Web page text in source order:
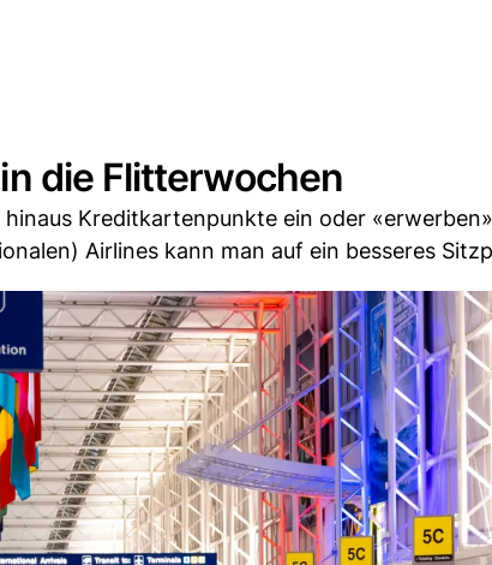
die Flitterwochen
hinaus Kreditkartenpunkte ein oder
Airlines kann man auf ein besseres